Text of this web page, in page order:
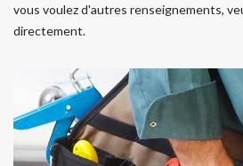
vous voulez d'autres renseignements,
directement.